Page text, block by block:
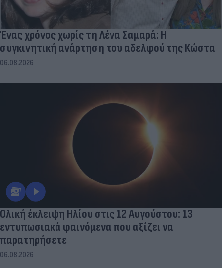
Ένας χρόνος χωρίς τη Λένα Σαμαρά: Η
συγκινητική ανάρτηση του αδελφού της Κώστα
06.08.2026
Ολική έκλειψη Ηλίου στις 12 Αυγούστου: 13
εντυπωσιακά φαινόμενα που αξίζει να
παρατηρήσετε
06.08.2026